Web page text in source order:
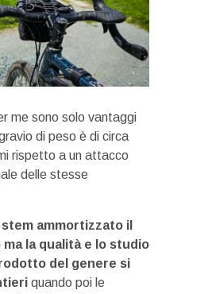
me sono solo vantaggi
di peso è di circa
rispetto a un attacco
delle stesse
ammortizzato il
la qualità e lo studio
del genere si
quando poi le